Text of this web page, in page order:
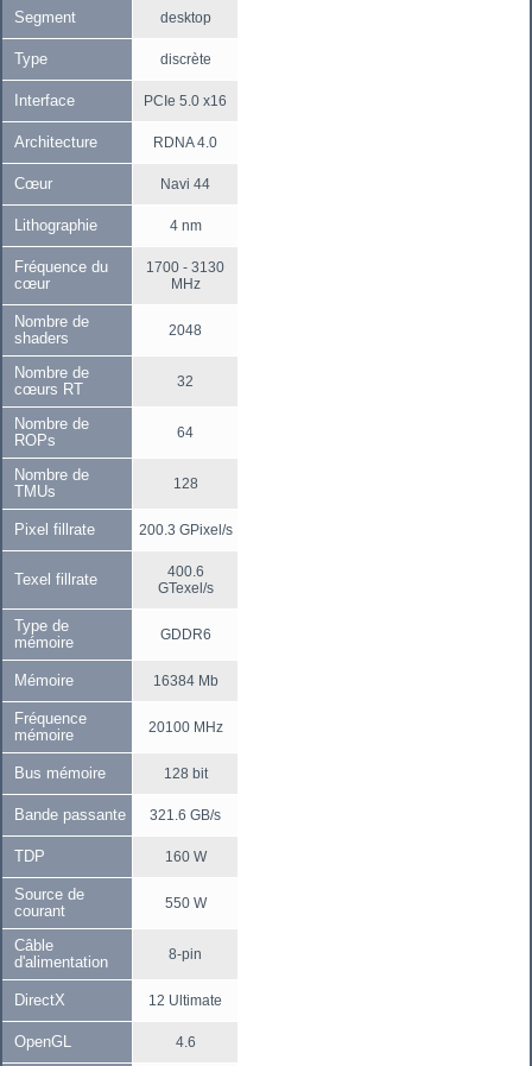
Segment desktop
Type discrète
Interface PCIe 5.0 x16
Architecture RDNA 4.0
Cœur Navi 44
Lithographie 4 nm
Fréquence du
cœur
1700 - 3130
MHz
Nombre de
shaders
2048
Nombre de
cœurs RT
32
Nombre de
ROPs
64
Nombre de
TMUs
128
Pixel fillrate 200.3 GPixel/s
Texel fillrate
400.6
GTexel/s
Type de
mémoire
GDDR6
Mémoire 16384 Mb
Fréquence
mémoire
20100 MHz
Bus mémoire 128 bit
Bande passante 321.6 GB/s
TDP 160 W
Source de
courant
550 W
Câble
d'alimentation
8-pin
DirectX 12 Ultimate
OpenGL 4.6